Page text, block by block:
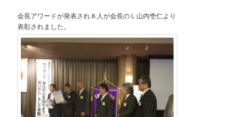
会長アワードが発表され８人が会長のＬ山内壱仁より
表彰されました。